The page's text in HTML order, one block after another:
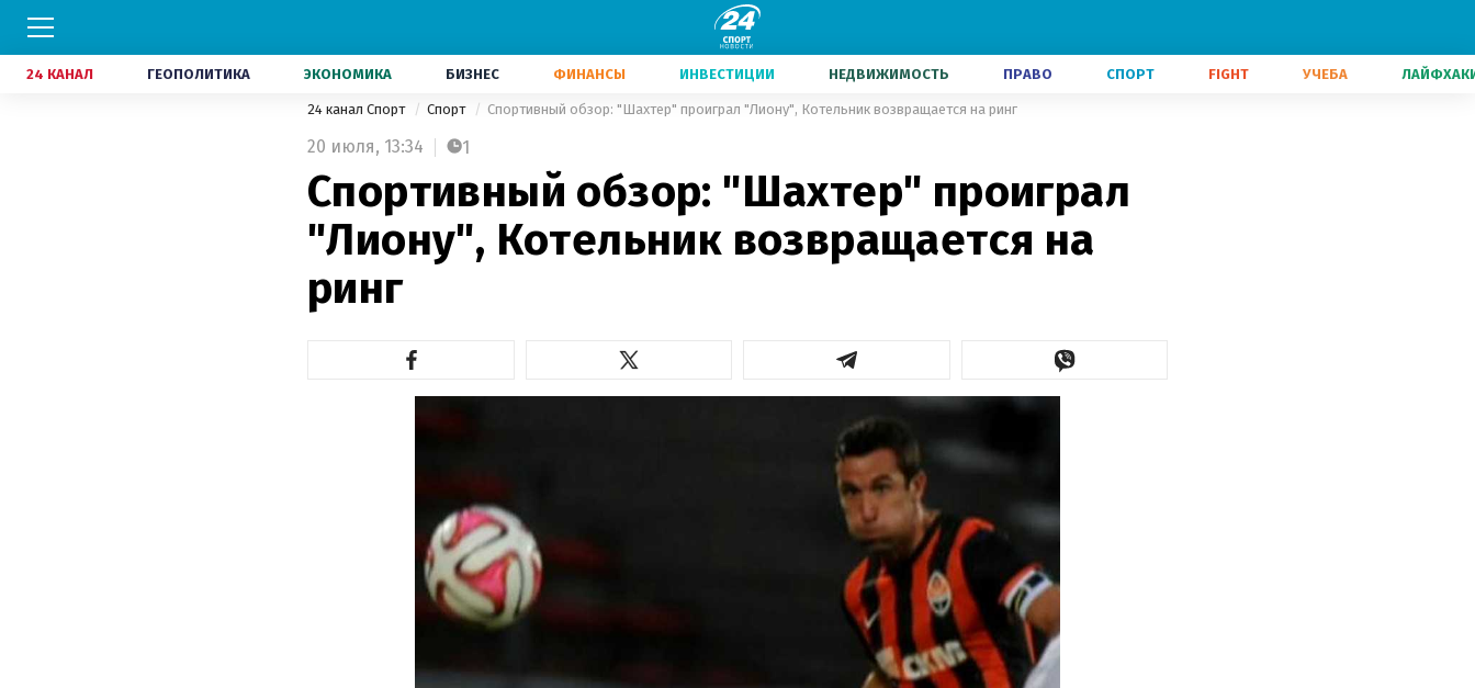
24 КАНАЛ ГЕОПОЛИТИКА ЭКОНОМИКА БИЗНЕС ФИНАНСЫ ИНВЕСТИЦИИ НЕДВИЖИМОСТЬ ПРАВО СПОРТ FIGHT УЧЕБА
24 канал Спорт Спорт Спортивный обзор: "Шахтер" проиграл "Лиону", Котельник возвращается на ринг
20 июля, 13:34 1
Спортивный обзор: "Шахтер" проиграл
"Лиону", Котельник возвращается на
ринг